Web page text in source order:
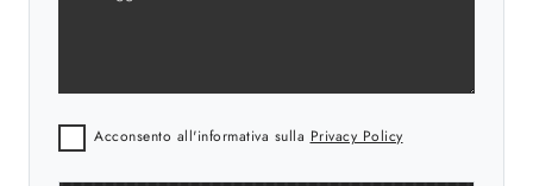
Acconsento all'informativa sulla Privacy Policy